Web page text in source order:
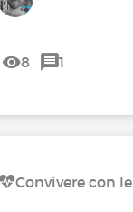
8 1
Convivere con